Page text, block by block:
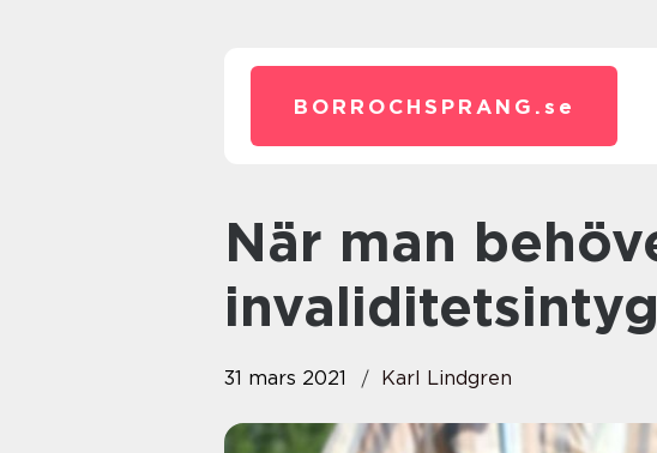
BORROCHSPRANG. se
När man behöver
invaliditetsintyg
31 mars 2021 Karl Lindgren